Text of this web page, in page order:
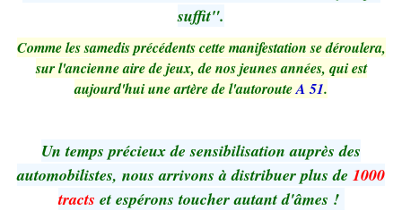
suffit".
Comme les samedis précédents cette manifestation se déroulera,
sur l'ancienne aire de jeux, de nos jeunes années, qui est
aujourd'hui une artère de l'autorouteA 51.
Un temps précieux de sensibilisation auprès des
automobilistes, nous arrivons à distribuer plus de 1000
tracts et espérons toucher autant d'âmes !